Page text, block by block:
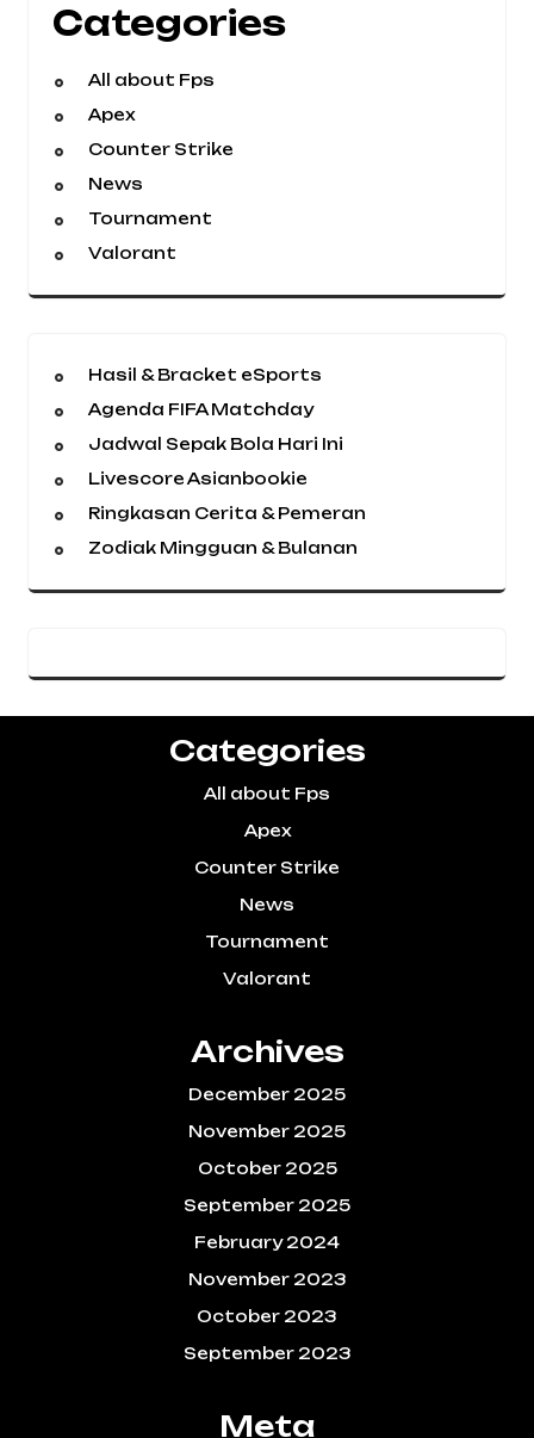
Categories
All about Fps
Apex
Counter Strike
News
Tournament
Valorant
Hasil & Bracket eSports
Agenda FIFA Matchday
Jadwal Sepak Bola Hari Ini
Livescore Asianbookie
Ringkasan Cerita & Pemeran
Zodiak Mingguan & Bulanan
Categories
All about Fps
Apex
Counter Strike
News
Tournament
Valorant
Archives
December 2025
November 2025
October 2025
September 2025
February 2024
November 2023
October 2023
September 2023
Meta